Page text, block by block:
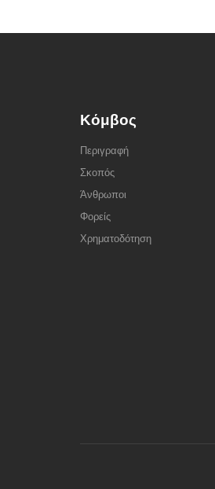
Κόμβος
Περιγραφή
Σκοπός
Άνθρωποι
Φορείς
Χρηματοδότηση